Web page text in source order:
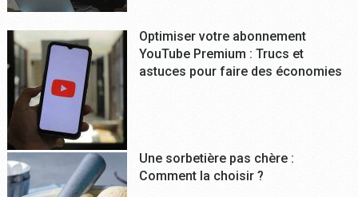
Optimiser votre abonnement
YouTube Premium : Trucs et
astuces pour faire des économies
Une sorbetière pas chère :
Comment la choisir ?